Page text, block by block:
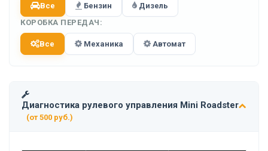
Все Бензин
Дизель
КОРОБКА ПЕРЕДАЧ:
Все Механика Автомат
Диагностика рулевого управления Mini Roadster
(от 500 руб.)